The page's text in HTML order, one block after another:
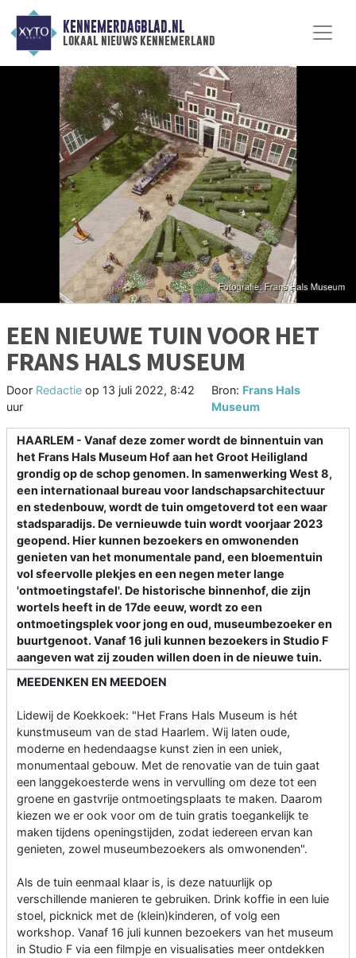
KENNEMERDAGBLAD.NL
lokaal nieuws kennemerland
EEN NIEUWE TUIN VOOR HET
FRANS HALS MUSEUM
Door Redactie op 13 juli 2022, 8:42
uur
Bron: Frans Hals
Museum
HAARLEM - Vanaf deze zomer wordt de binnentuin van
het Frans Hals Museum Hof aan het Groot Heiligland
grondig op de schop genomen. In samenwerking West 8,
een internationaal bureau voor landschapsarchitectuur
en stedenbouw, wordt de tuin omgetoverd tot een waar
stadsparadijs. De vernieuwde tuin wordt voorjaar 2023
geopend. Hier kunnen bezoekers en omwonenden
genieten van het monumentale pand, een bloementuin
vol sfeervolle plekjes en een negen meter lange
'ontmoetingstafel'. De historische binnenhof, die zijn
wortels heeft in de 17de eeuw, wordt zo een
ontmoetingsplek voor jong en oud, museumbezoeker en
buurtgenoot. Vanaf 16 juli kunnen bezoekers in Studio F
aangeven wat zij zouden willen doen in de nieuwe tuin.
MEEDENKEN EN MEEDOEN
Lidewij de Koekkoek: "Het Frans Hals Museum is hét
kunstmuseum van de stad Haarlem. Wij laten oude,
moderne en hedendaagse kunst zien in een uniek,
monumentaal gebouw. Met de renovatie van de tuin gaat
een langgekoesterde wens in vervulling om deze tot een
groene en gastvrije ontmoetingsplaats te maken. Daarom
kiezen we er ook voor om de tuin gratis toegankelijk te
maken tijdens openingstijden, zodat iedereen ervan kan
genieten, zowel museumbezoekers als omwonenden".
Als de tuin eenmaal klaar is, is deze natuurlijk op
verschillende manieren te gebruiken. Drink koffie in een luie
stoel, picknick met de (klein)kinderen, of volg een
workshop. Vanaf 16 juli kunnen bezoekers van het museum
in Studio F via een filmpje en visualisaties meer ontdekken